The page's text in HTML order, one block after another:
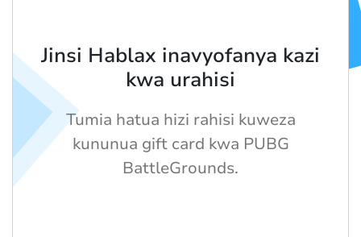
Jinsi Hablax inavyofanya kazi
kwa urahisi
Tumia hatua hizi rahisi kuweza
kununua gift card kwa PUBG
BattleGrounds.